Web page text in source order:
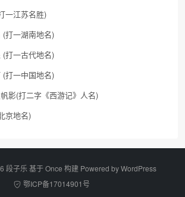
一江苏名胜)
打一湖南地名)
打一古代地名)
打一中国地名)
影(打二字《西游记》人名)
京地名)
段子乐 基于 Once 构建 Powered byWordPress
鄂ICP备17014901号